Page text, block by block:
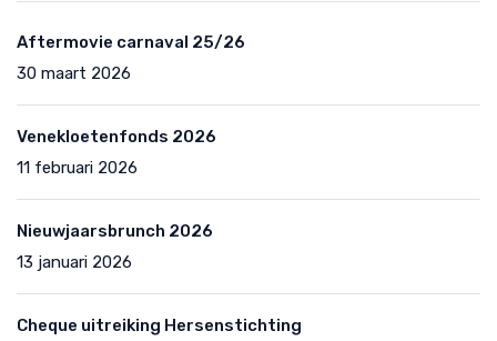
Aftermovie carnaval 25/26
30 maart 2026
Venekloetenfonds 2026
11 februari 2026
Nieuwjaarsbrunch 2026
13 januari 2026
Cheque uitreiking Hersenstichting